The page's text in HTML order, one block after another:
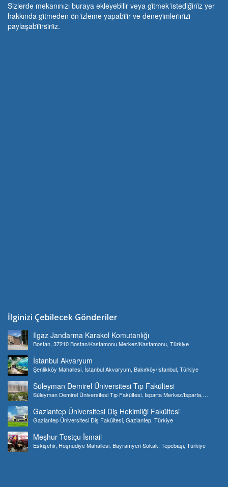
Si̇zlerde mekanınızı buraya ekleyebi̇li̇r veya gi̇tmek i̇stedi̇ği̇ni̇z yer
hakkında gi̇tmeden ön i̇zleme yapabi̇li̇r ve deneyi̇mleri̇ni̇zi̇
paylaşabi̇li̇rsi̇ni̇z.
İlginizi Çebilecek Gönderiler
Ilgaz Jandarma Karakol Komutanlığı
Bostan, 37210 Bostan/Kastamonu Merkez/Kastamonu, Türkiye
İstanbul Akvaryum
Şenlikköy Mahallesi, İstanbul Akvaryum, Bakırköy/İstanbul, Türkiye
Süleyman Demirel Üniversitesi Tıp Fakültesi
Süleyman Demirel Üniversitesi Tıp Fakültesi, Isparta Merkez/Isparta,
Gaziantep Üniversitesi Diş Hekimliği Fakültesi
Gaziantep Üniversitesi Diş Fakültesi, Gaziantep, Türkiye
Meşhur Tostçu İsmail
Eskişehir, Hoşnudiye Mahallesi, Bayramyeri Sokak, Tepebaşı, Türkiye